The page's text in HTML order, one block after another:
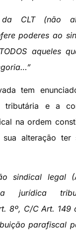
CLT (não
poderes ao
aqueles
tem
tributária e a
na ordem
sua alteração
sindical legal
jurídica
8º, C/C Art. 149
parafiscal